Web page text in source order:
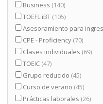
Business (140)
TOEFL iBT (105)
Asesoramiento para
CPE - Proficiency (70)
Clases individuales (69)
TOEIC (47)
Grupo reducido (45)
Curso de verano (45)
Prácticas laborales (26)